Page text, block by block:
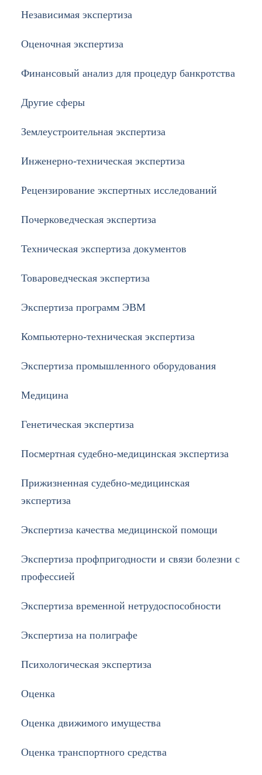
Независимая экспертиза
Оценочная экспертиза
Финансовый анализ для процедур банкротства
Другие сферы
Землеустроительная экспертиза
Инженерно-техническая экспертиза
Рецензирование экспертных исследований
Почерковедческая экспертиза
Техническая экспертиза документов
Товароведческая экспертиза
Экспертиза программ ЭВМ
Компьютерно-техническая экспертиза
Экспертиза промышленного оборудования
Медицина
Генетическая экспертиза
Посмертная судебно-медицинская экспертиза
Прижизненная судебно-медицинская
экспертиза
Экспертиза качества медицинской помощи
Экспертиза профпригодности и связи болезни с
профессией
Экспертиза временной нетрудоспособности
Экспертиза на полиграфе
Психологическая экспертиза
Оценка
Оценка движимого имущества
Оценка транспортного средства